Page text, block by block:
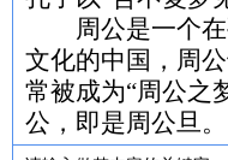
周公是一个在
文化的中国，周
常被成为“周公之
公，即是周公旦。